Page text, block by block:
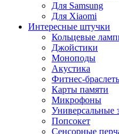
Для Samsung
Для Xiaomi
Интересные штучки
Кольцевые
Джойстики
Моноподы
Акустика
Фитнес-
Карты памяти
Микрофоны
Универсальные
Попсокет
Сенсорные